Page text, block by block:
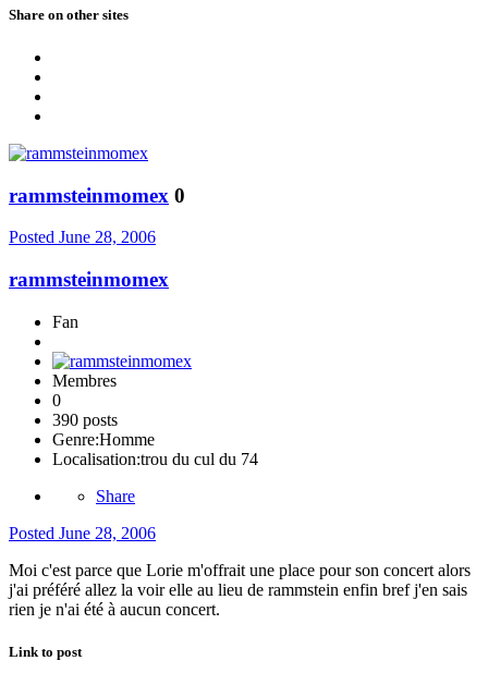
Share on other sites
rammsteinmomex 0
Posted June 28, 2006
rammsteinmomex
Fan
Membres
0
390 posts
Genre:Homme
Localisation:trou du cul du 74
Share
Posted June 28, 2006
Moi c'est parce que Lorie m'offrait une place pour son concert alors
j'ai préféré allez la voir elle au lieu de rammstein enfin bref j'en sais
rien je n'ai été à aucun concert.
Link to post